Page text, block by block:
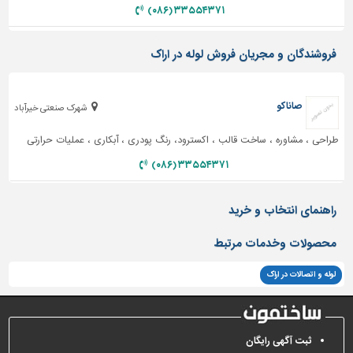
سنگ
بهداشتی
و
آلات
برقی،روشنایی،ایمنی
محوطه
سازی
و
نما
ساخت
ساز
۳۳۵۵۴۳۷۱ (۰۸۶)
فروشندگان و مجریان فروش لوله در اراک
شهرک صنعتی خیرآباد صاناکو
طراحی ، مشاوره ، ساخت قالب ، اکسترود، رنگ پودری ، آبکاری ، عملیات حرارتی
۳۳۵۵۴۳۷۱ (۰۸۶)
راهنمای انتخاب و خرید
محصولات وخدمات مرتبط
لوله و اتصالات در اراک
ثبت آگهی رایگان